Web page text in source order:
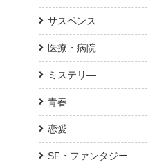
サスペンス
医療・病院
ミステリ―
青春
恋愛
SF・ファンタジー